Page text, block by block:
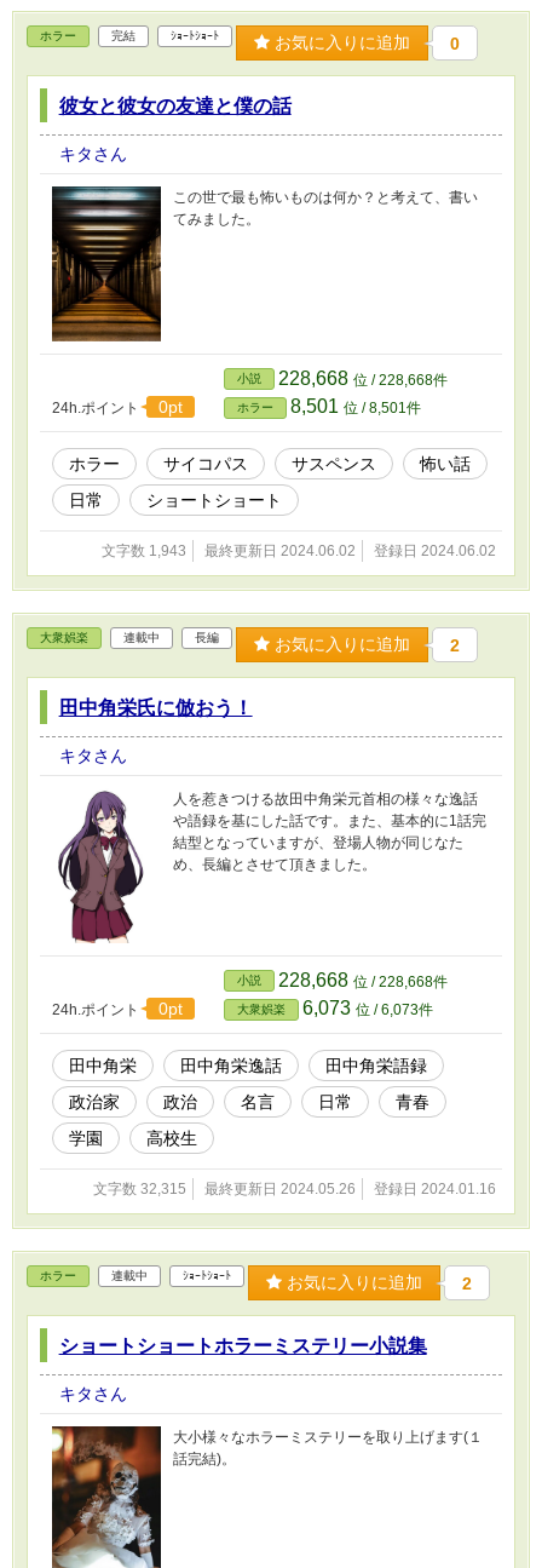
ホラー 完結 ｼｮｰﾄｼｮｰﾄ お気に入りに追加 0
彼女と彼女の友達と僕の話
キタさん
この世で最も怖いものは何か？と考えて、書い
てみました。
24h.ポイント 0pt
小説 228,668 位 / 228,668件
ホラー 8,501 位 / 8,501件
ホラー サイコパス サスペンス
怖い話
日常
ショートショート
文字数 1,943 最終更新日 2024.06.02 登録日 2024.06.02
大衆娯楽 連載中 長編 お気に入りに追加 2
田中角栄氏に倣おう！
キタさん
人を惹きつける故田中角栄元首相の様々な逸話
や語録を基にした話です。また、基本的に1話完
結型となっていますが、登場人物が同じなた
め、長編とさせて頂きました。
24h.ポイント 0pt
小説 228,668 位 / 228,668件
大衆娯楽 6,073 位 / 6,073件
田中角栄 田中角栄逸話
田中角栄語録
政治家
政治 名言 日常
青春
学園
高校生
文字数 32,315 最終更新日 2024.05.26 登録日 2024.01.16
ホラー 連載中 ｼｮｰﾄｼｮｰﾄ お気に入りに追加 2
ショートショートホラーミステリー小説集
キタさん
大小様々なホラーミステリーを取り上げます(１
話完結)。